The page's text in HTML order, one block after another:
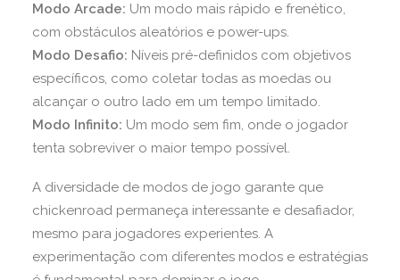
Modo Arcade: Um modo mais rápido e frenético,
com obstáculos aleatórios e power-ups.
Modo Desafio: Níveis pré-definidos com objetivos
específicos, como coletar todas as moedas ou
alcançar o outro lado em um tempo limitado.
Modo Infinito: Um modo sem fim, onde o jogador
tenta sobreviver o maior tempo possível.
A diversidade de modos de jogo garante que
chickenroad permaneça interessante e desafiador,
mesmo para jogadores experientes. A
experimentação com diferentes modos e estratégias